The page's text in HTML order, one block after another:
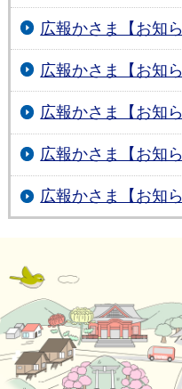
広報かさま【お知
広報かさま【お知
広報かさま【お知
広報かさま【お知
広報かさま【お知